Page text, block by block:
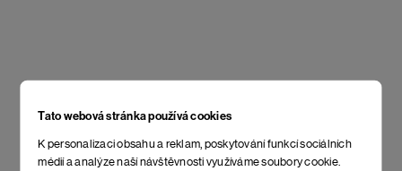
Tato webová stránka používá cookies
K personalizaci obsahu a reklam, poskytování funkcí sociálních
médií a analýze naší návštěvnosti využíváme soubory cookie.